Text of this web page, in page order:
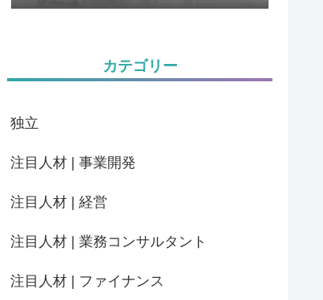
解説
カテゴリー
独立
注目人材 | 事業開発
注目人材 | 経営
注目人材 | 業務コンサルタント
注目人材 | ファイナンス